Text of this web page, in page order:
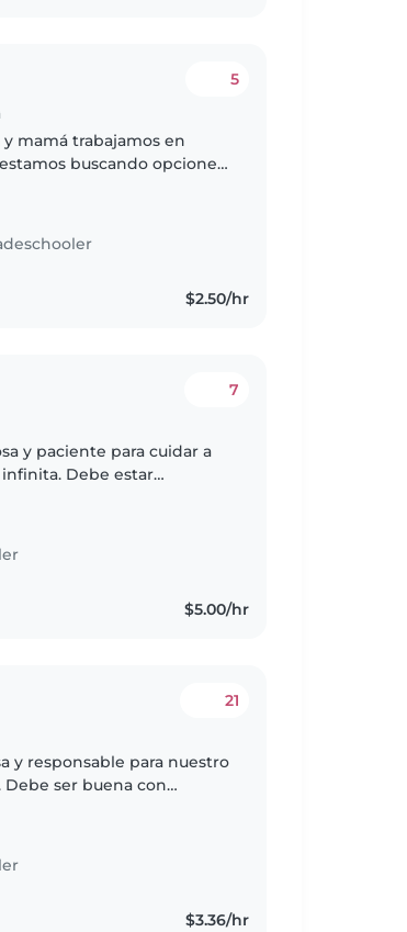
5
mamá trabajamos en
buscando opciones
$2.50/hr
7
y paciente para cuidar a
Debe estar
$5.00/hr
21
y responsable para nuestro
ser buena con
$3.36/hr